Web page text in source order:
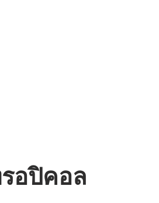
อปิคอล